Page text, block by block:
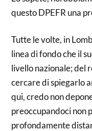
questo DPEFR una
Tutte le volte, in
linea di fondo che il
livello nazionale; del
cercare di spiegarlo
qui, credo non
preoccupandoci non
profondamente